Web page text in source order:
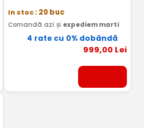
In stoc: 20 buc
Comandă azi și expediem marti
4 rate cu 0% dobândă
999,00 Lei